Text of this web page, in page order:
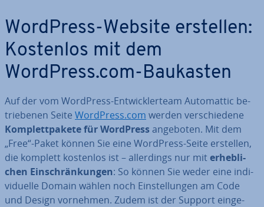
WordPress-Website erstellen:
Kostenlos mit dem
WordPress.com-Baukasten
Auf der vom WordPress-Ent­wick­ler­team Au­to­mat­tic be­
trie­be­nen Seite WordPress.com werden ver­schie­de­ne
Kom­plett­pa­ke­te für WordPressangeboten. Mit dem
„Free“-Paket können Sie eine WordPress-Seite erstellen,
die komplett kostenlos ist – al­ler­dings nur miter­heb­li­
chen Ein­schrän­kun­gen: So können Sie weder eine in­di­
vi­du­el­le Domain wählen noch Ein­stel­lun­gen am Code
und Design vornehmen. Zudem ist der Support ein­ge­